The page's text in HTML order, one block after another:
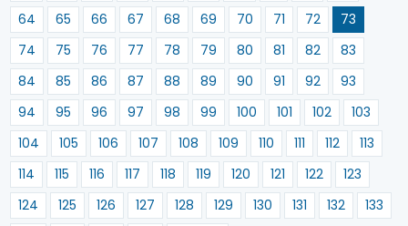
64
65 66 67 68 69 70 71 72
73
74
75 76 77 78 79 80 81 82
83
84
85 86 87 88 89 90 91 92
93
94
95 96 97 98 99 100 101 102
103
104
105 106 107 108 109 110 111 112
113
114
115 116 117 118 119 120 121 122
123
124
125 126 127 128 129 130 131 132
133